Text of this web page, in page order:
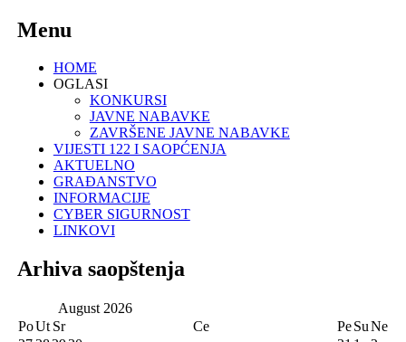
Menu
HOME
OGLASI
KONKURSI
JAVNE NABAVKE
ZAVRŠENE JAVNE NABAVKE
VIJESTI 122 I SAOPĆENJA
AKTUELNO
GRAĐANSTVO
INFORMACIJE
CYBER SIGURNOST
LINKOVI
Arhiva saopštenja
August 2026
PoUt Sr Ce PeSuNe